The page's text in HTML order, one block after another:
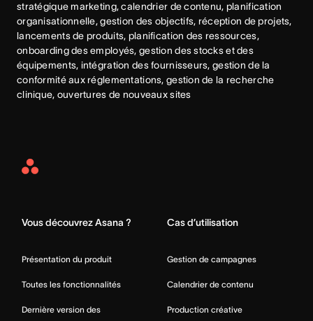
stratégique marketing, calendrier de contenu, planification
organisationnelle, gestion des objectifs, réception de projets,
lancements de produits, planification des ressources,
onboarding des employés, gestion des stocks et des
équipements, intégration des fournisseurs, gestion de la
conformité aux réglementations, gestion de la recherche
clinique, ouvertures de nouveaux sites
Asana
Vous découvrez Asana ?
Présentation du produit
Toutes les fonctionnalités
Dernière version des
Cas d’utilisation
Gestion de campagnes
Calendrier de contenu
Production créative